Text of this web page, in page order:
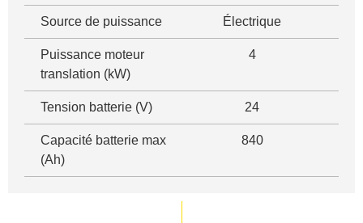
Source de puissance Électrique
Puissance moteur
translation (kW)
4
Tension batterie (V) 24
Capacité batterie max
(Ah)
840